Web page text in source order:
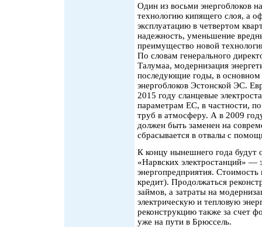
Один из восьми энергоблоков
технологию кипящего слоя, а
эксплуатацию в четвертом
надежность, уменьшение
преимущество новой
По словам генерального
Талумаа, модернизация
последующие годы, в основном
энергоблоков Эстонской ЭС.
2015 году сланцевые
параметрам ЕС, в частности,
труб в атмосферу. А в 2009
должен быть заменен на
сбрасывается в отвалы с
К концу нынешнего года будут
«Нарвских электростанций» —
энергопредприятия.
кредит). Продолжаться
займов, а затраты на
электрическую и тепловую
реконструкцию также за счет
уже на пути в Брюссель.